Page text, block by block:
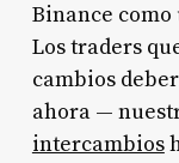
Binance como
Los traders
cambios
ahora —
intercambios